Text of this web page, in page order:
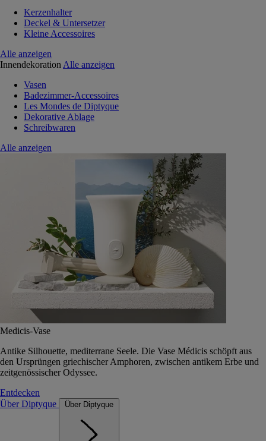
Kerzenhalter
Deckel & Untersetzer
Kleine Accessoires
Alle anzeigen
Innendekoration Alle anzeigen
Vasen
Badezimmer-Accessoires
Les Mondes de Diptyque
Dekorative Ablage
Schreibwaren
Alle anzeigen
Medicis-Vase
Antike Silhouette, mediterrane Seele. Die Vase Médicis schöpft aus
den Ursprüngen griechischer Amphoren, zwischen antikem Erbe und
zeitgenössischer Odyssee.
Entdecken
Über Diptyque
Über Diptyque